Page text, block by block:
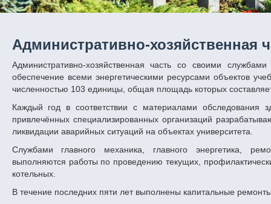
Административно-хозяйственная
Административно-хозяйственная часть со своими
обеспечение всеми энергетическими ресурсами объектов
численностью 103 единицы, общая площадь которых
Каждый год в соответствии с материалами
привлечённых специализированных организаций
ликвидации аварийных ситуаций на объектах университета.
Службами главного механика, главного энергетика,
выполняются работы по проведению текущих,
котельных.
В течение последних пяти лет выполнены капитальные